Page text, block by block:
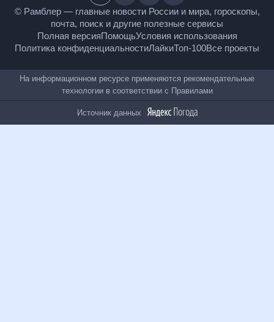
© Рамблер — главные новости России и мира,
Полная версияПомощьУсловия использования
Политика конфиденциальностиЛайкиТоп-100
Все проекты
18+
На информационном ресурсе применяются